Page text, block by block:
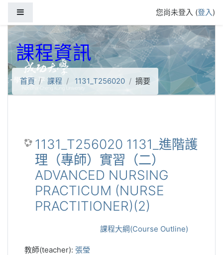
您尚未登入 (登入)
課程資訊
首頁 課程 1131_T256020 摘要
1131_T256020 1131_進階護
理（專師）實習（二）
ADVANCED NURSING
PRACTICUM (NURSE
PRACTITIONER)(2)
課程大綱(Course Outline)
教師(teacher): 張瑩